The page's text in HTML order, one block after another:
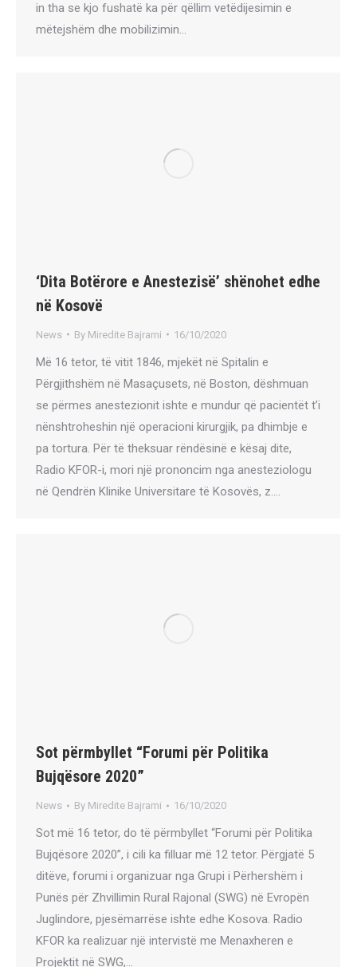
in tha se kjo fushatë ka për qëllim vetëdijesimin e
mëtejshëm dhe mobilizimin…
‘Dita Botërore e Anestezisëʼ shënohet edhe
në Kosovë
News By Miredite Bajrami 16/10/2020
Më 16 tetor, të vitit 1846, mjekët në Spitalin e
Përgjithshëm në Masaçusets, në Boston, dëshmuan
se përmes anestezionit ishte e mundur që pacientët t’i
nënshtroheshin një operacioni kirurgjik, pa dhimbje e
pa tortura. Për të theksuar rëndësinë e kësaj dite,
Radio KFOR-i, mori një prononcim nga anesteziologu
në Qendrën Klinike Universitare të Kosovës, z.…
Sot përmbyllet “Forumi për Politika
Bujqësore 2020”
News By Miredite Bajrami 16/10/2020
Sot më 16 tetor, do të përmbyllet “Forumi për Politika
Bujqësore 2020”, i cili ka filluar më 12 tetor. Përgjatë 5
ditëve, forumi i organizuar nga Grupi i Përhershëm i
Punës për Zhvillimin Rural Rajonal (SWG) në Evropën
Juglindore, pjesëmarrëse ishte edhe Kosova. Radio
KFOR ka realizuar një intervistë me Menaxheren e
Projektit në SWG,…